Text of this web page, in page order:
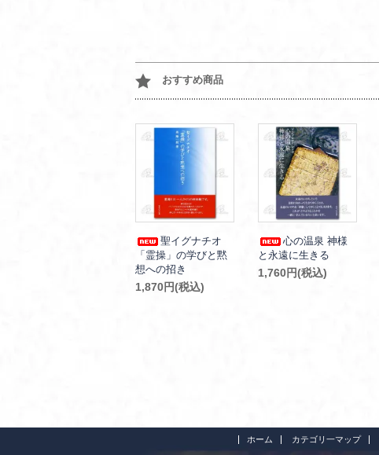
おすすめ商品
聖イグナチオ
「霊操」の学びと黙
想への招き
1,870円(税込)
心の温泉 神様
と永遠に生きる
1,760円(税込)
ホーム カテゴリ一マップ